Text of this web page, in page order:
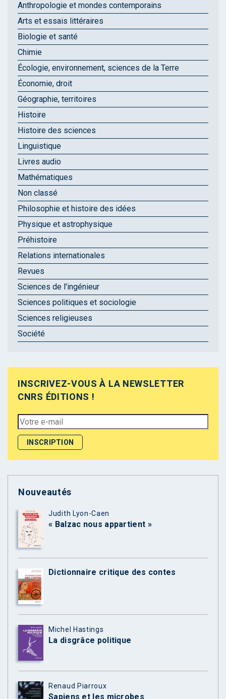
Anthropologie et mondes contemporains
Arts et essais littéraires
Biologie et santé
Chimie
Écologie, environnement, sciences de la Terre
Économie, droit
Géographie, territoires
Histoire
Histoire des sciences
Linguistique
Livres audio
Mathématiques
Non classé
Philosophie et histoire des idées
Physique et astrophysique
Préhistoire
Relations internationales
Revues
Sciences de l'ingénieur
Sciences politiques et sociologie
Sciences religieuses
Société
INSCRIVEZ-VOUS À LA NEWSLETTER
CNRS ÉDITIONS !
Nouveautés
Judith Lyon-Caen
« Balzac nous appartient »
Dictionnaire critique des contes
Michel Hastings
La disgrâce politique
Renaud Piarroux
Sapiens et les microbes